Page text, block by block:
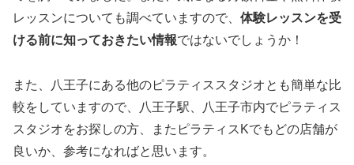
レッスンについても調べていますので、 体験レッスンを受
ける前に知っておきたい情報ではないでしょうか！
また、八王子にある他のピラティススタジオとも簡単な比
較をしていますので、八王子駅、八王子市内でピラティス
スタジオをお探しの方、またピラティスKでもどの店舗が
良いか、参考になればと思います。